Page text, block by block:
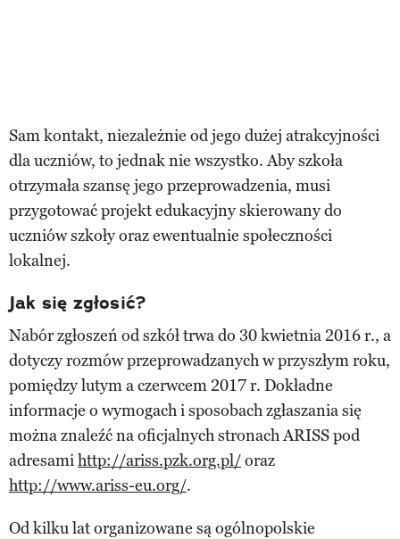
Sam kontakt, niezależnie od jego dużej atrakcyjności
dla uczniów, to jednak nie wszystko. Aby szkoła
otrzymała szansę jego przeprowadzenia, musi
przygotować projekt edukacyjny skierowany do
uczniów szkoły oraz ewentualnie społeczności
lokalnej.
Jak się zgłosić?
Nabór zgłoszeń od szkół trwa do 30 kwietnia 2016 r., a
dotyczy rozmów przeprowadzanych w przyszłym roku,
pomiędzy lutym a czerwcem 2017 r. Dokładne
informacje o wymogach i sposobach zgłaszania się
można znaleźć na oficjalnych stronach ARISS pod
adresamihttp://ariss.pzk.org.pl/oraz
http://www.ariss-eu.org/.
Od kilku lat organizowane są ogólnopolskie